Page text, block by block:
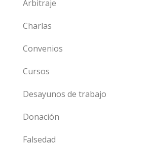
Arbitraje
Charlas
Convenios
Cursos
Desayunos de trabajo
Donación
Falsedad